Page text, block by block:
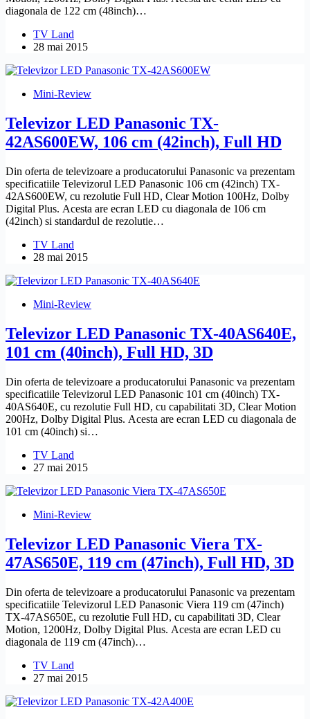
diagonala de 122 cm (48inch)…
TV Land
28 mai 2015
Mini-Review
Televizor LED Panasonic TX-
42AS600EW, 106 cm (42inch), Full HD
Din oferta de televizoare a producatorului Panasonic va prezentam
specificatiile Televizorul LED Panasonic 106 cm (42inch) TX-
42AS600EW, cu rezolutie Full HD, Clear Motion 100Hz, Dolby
Digital Plus. Acesta are ecran LED cu diagonala de 106 cm
(42inch) si standardul de rezolutie…
TV Land
28 mai 2015
Mini-Review
Televizor LED Panasonic TX-40AS640E,
101 cm (40inch), Full HD, 3D
Din oferta de televizoare a producatorului Panasonic va prezentam
specificatiile Televizorul LED Panasonic 101 cm (40inch) TX-
40AS640E, cu rezolutie Full HD, cu capabilitati 3D, Clear Motion
200Hz, Dolby Digital Plus. Acesta are ecran LED cu diagonala de
101 cm (40inch) si…
TV Land
27 mai 2015
Mini-Review
Televizor LED Panasonic Viera TX-
47AS650E, 119 cm (47inch), Full HD, 3D
Din oferta de televizoare a producatorului Panasonic va prezentam
specificatiile Televizorul LED Panasonic Viera 119 cm (47inch)
TX-47AS650E, cu rezolutie Full HD, cu capabilitati 3D, Clear
Motion, 1200Hz, Dolby Digital Plus. Acesta are ecran LED cu
diagonala de 119 cm (47inch)…
TV Land
27 mai 2015